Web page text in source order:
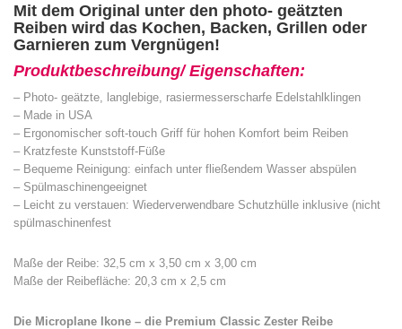
Mit dem Original unter den photo- geätzten
Reiben wird das Kochen, Backen, Grillen oder
Garnieren zum Vergnügen!
Produktbeschreibung/ Eigenschaften:
– Photo- geätzte, langlebige, rasiermesserscharfe Edelstahlklingen
– Made in USA
– Ergonomischer soft-touch Griff für hohen Komfort beim Reiben
– Kratzfeste Kunststoff-Füße
– Bequeme Reinigung: einfach unter fließendem Wasser abspülen
– Spülmaschinengeeignet
– Leicht zu verstauen: Wiederverwendbare Schutzhülle inklusive (nicht
spülmaschinenfest
Maße der Reibe: 32,5 cm x 3,50 cm x 3,00 cm
Maße der Reibefläche: 20,3 cm x 2,5 cm
Die Microplane Ikone – die Premium Classic Zester Reibe